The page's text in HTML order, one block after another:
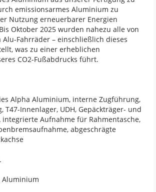
emissionsarmes Aluminium zu
Nutzung erneuerbarer Energien
Oktober 2025 wurden nahezu alle von
Fahrräder – einschließlich dieses
was zu einer erheblichen
CO2-Fußabdrucks führt.
Alpha Aluminium, interne Zugführung,
T47-Innenlager, UDH, Gepäckträger- und
integrierte Aufnahme für Rahmentasche,
abgeschrägte
Aluminium